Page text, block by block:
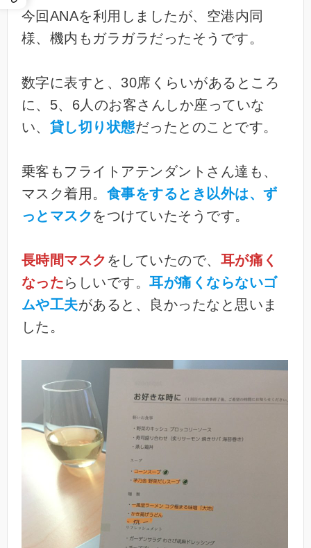
今回ANAを利用しましたが、空港内同
様、機内もガラガラだったそうです。
数字に表すと、30席くらいがあるところ
に、5、6人のお客さんしか座っていな
い、 貸し切り状態だったとのことです。
乗客もフライトアテンダントさん達も、
マスク着用。 食事をするとき以外は、ず
っとマスクをつけていたそうです。
長時間マスク をしていたので、 耳が痛く
なったらしいです。耳が痛くならないゴ
ムや工夫があると、良かったなと思いま
した。